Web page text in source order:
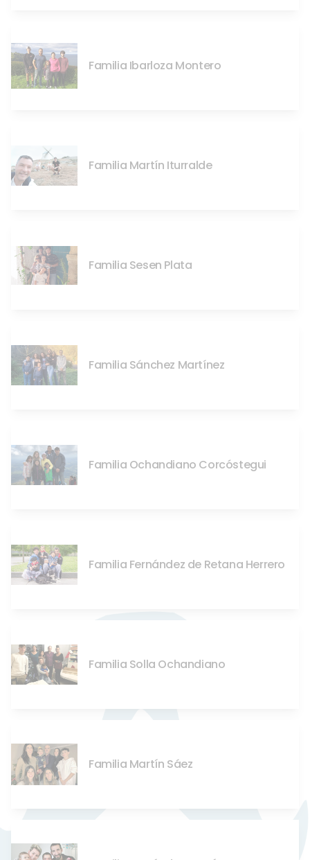
Familia Ibarloza Montero
Familia Martín Iturralde
Familia Sesen Plata
Familia Sánchez Martínez
Familia Ochandiano Corcóstegui
Familia Fernández de Retana Herrero
Familia Solla Ochandiano
Familia Martín Sáez